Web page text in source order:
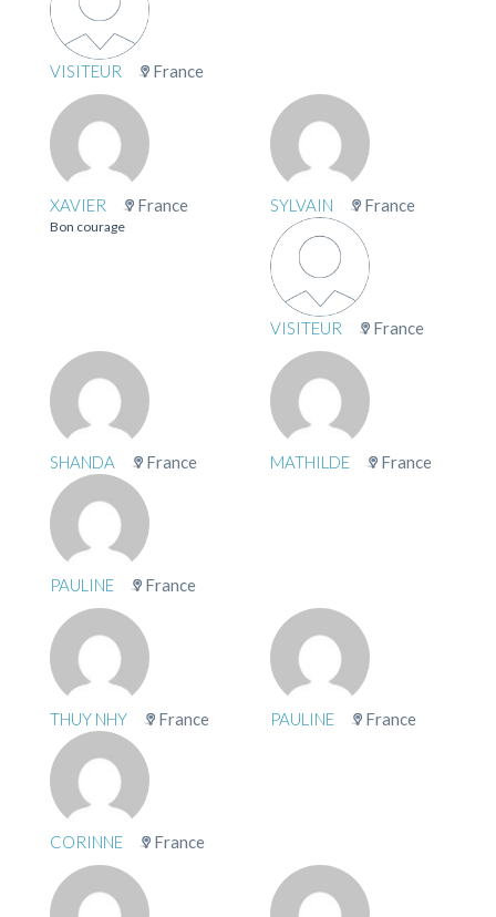
VISITEUR France
XAVIER France
Bon courage
SYLVAIN France
VISITEUR France
SHANDA France MATHILDE France
PAULINE France
THUY NHY France PAULINE France
CORINNE France